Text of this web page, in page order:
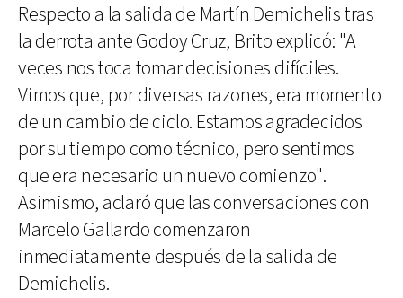
Respecto a la salida de Martín Demichelis tras
la derrota ante Godoy Cruz, Brito explicó: "A
veces nos toca tomar decisiones difíciles.
Vimos que, por diversas razones, era momento
de un cambio de ciclo. Estamos agradecidos
por su tiempo como técnico, pero sentimos
que era necesario un nuevo comienzo".
Asimismo, aclaró que las conversaciones con
Marcelo Gallardo comenzaron
inmediatamente después de la salida de
Demichelis.